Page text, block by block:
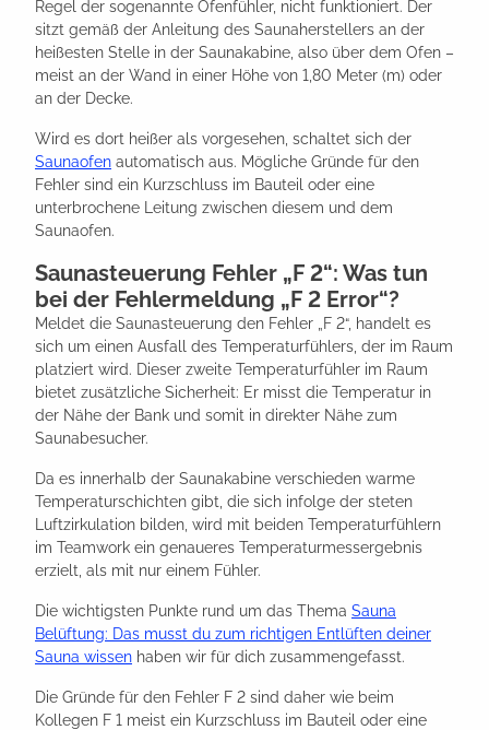
Regel der sogenannte Ofenfühler, nicht funktioniert. Der
sitzt gemäß der Anleitung des Saunaherstellers an der
heißesten Stelle in der Saunakabine, also über dem Ofen –
meist an der Wand in einer Höhe von 1,80 Meter (m) oder
an der Decke.
Wird es dort heißer als vorgesehen, schaltet sich der
Saunaofen automatisch aus. Mögliche Gründe für den
Fehler sind ein Kurzschluss im Bauteil oder eine
unterbrochene Leitung zwischen diesem und dem
Saunaofen.
Saunasteuerung Fehler „F 2“: Was tun
bei der Fehlermeldung „F 2 Error“?
Meldet die Saunasteuerung den Fehler „F 2“, handelt es
sich um einen Ausfall des Temperaturfühlers, der im Raum
platziert wird. Dieser zweite Temperaturfühler im Raum
bietet zusätzliche Sicherheit: Er misst die Temperatur in
der Nähe der Bank und somit in direkter Nähe zum
Saunabesucher.
Da es innerhalb der Saunakabine verschieden warme
Temperaturschichten gibt, die sich infolge der steten
Luftzirkulation bilden, wird mit beiden Temperaturfühlern
im Teamwork ein genaueres Temperaturmessergebnis
erzielt, als mit nur einem Fühler.
Die wichtigsten Punkte rund um das Thema Sauna
Belüftung: Das musst du zum richtigen Entlüften deiner
Sauna wissen haben wir für dich zusammengefasst.
Die Gründe für den Fehler F 2 sind daher wie beim
Kollegen F 1 meist ein Kurzschluss im Bauteil oder eine